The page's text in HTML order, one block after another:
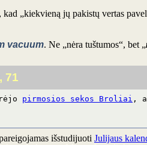
„kiekvieną jų pakistų vertas
vacuum. Ne „nėra tuštumos“, bet „
71
pirmosios sekos Broliai ,
išstudijuoti Julijaus